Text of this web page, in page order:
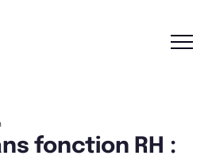
fonction RH :